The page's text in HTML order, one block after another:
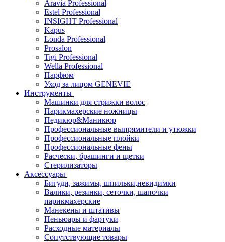
Aravia Professional
Estel Professional
INSIGHT Professional
Kapus
Londa Professional
Prosalon
Tigi Professional
Wella Professional
Парфюм
Уход за лицом GENEVIE
Инструменты
Машинки для стрижки волос
Парикмахерские ножницы
Педикюр&Маникюр
Профессиональные выпрямители и утюжки
Профессиональные плойки
Профессиональные фены
Расчески, брашинги и щетки
Стерилизаторы
Аксессуары
Бигуди, зажимы, шпильки,невидимки
Валики, резинки, сеточки, шапочки
парикмахерские
Манекены и штативы
Пеньюары и фартуки
Расходные материалы
Сопутствующие товары